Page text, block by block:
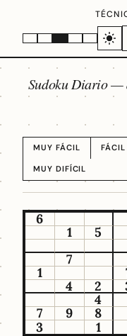
Sudoku Diario —
MUY FÁCIL FÁCIL
MUY DIFÍCIL
6
1
5
7
1
4
2
4
7
9 8
3
1